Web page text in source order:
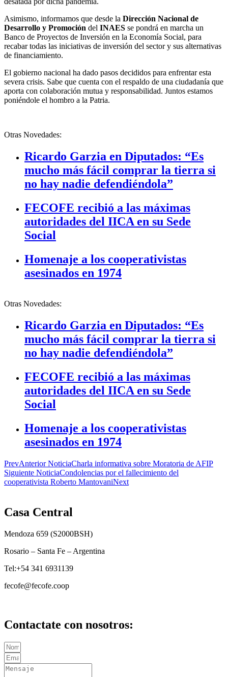
Asimismo, informamos que desde la Dirección Nacional de
Desarrollo y Promoción del INAES se pondrá en marcha un
Banco de Proyectos de Inversión en la Economía Social, para
recabar todas las iniciativas de inversión del sector y sus alternativas
de financiamiento.
El gobierno nacional ha dado pasos decididos para enfrentar esta
severa crisis. Sabe que cuenta con el respaldo de una ciudadanía que
aporta con colaboración mutua y responsabilidad. Juntos estamos
poniéndole el hombro a la Patria.
Otras Novedades:
Ricardo Garzia en Diputados: “Es
mucho más fácil comprar la tierra si
no hay nadie defendiéndola”
FECOFE recibió a las máximas
autoridades del IICA en su Sede
Social
Homenaje a los cooperativistas
asesinados en 1974
Otras Novedades:
Ricardo Garzia en Diputados: “Es
mucho más fácil comprar la tierra si
no hay nadie defendiéndola”
FECOFE recibió a las máximas
autoridades del IICA en su Sede
Social
Homenaje a los cooperativistas
asesinados en 1974
PrevAnterior NoticiaCharla informativa sobre Moratoria de AFIP
Siguiente NoticiaCondolencias por el fallecimiento del
cooperativista Roberto MantovaniNext
Casa Central
Mendoza 659 (S2000BSH)
Rosario – Santa Fe – Argentina
Tel:+54 341 6931139
fecofe@fecofe.coop
Contactate con nosotros: